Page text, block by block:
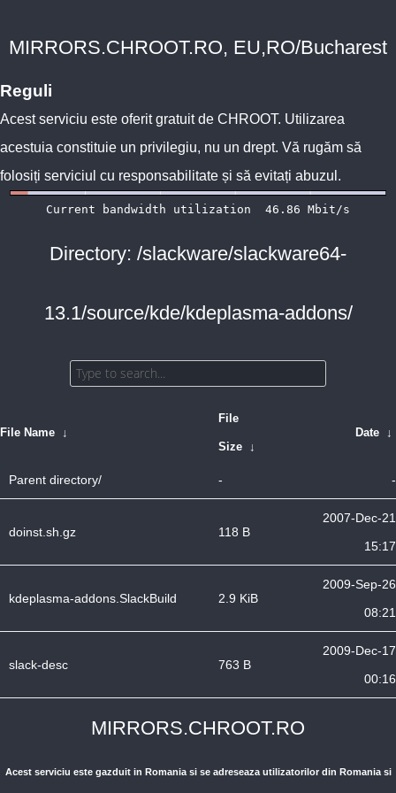
MIRRORS.CHROOT.RO, EU,RO/Bucharest
Reguli
Acest serviciu este oferit gratuit de CHROOT. Utilizarea
acestuia constituie un privilegiu, nu un drept. Vă rugăm să
folosiți serviciul cu responsabilitate și să evitați abuzul.
Directory: /slackware/slackware64-
13.1/source/kde/kdeplasma-addons/
File Name ↓
File
Size ↓
Date ↓
Parent directory/ - -
doinst.sh.gz 118 B
2007-Dec-21
15:17
kdeplasma-addons.SlackBuild 2.9 KiB
2009-Sep-26
08:21
slack-desc 763 B
2009-Dec-17
00:16
MIRRORS.CHROOT.RO
Acest serviciu este gazduit in Romania si se adreseaza utilizatorilor din Romania si